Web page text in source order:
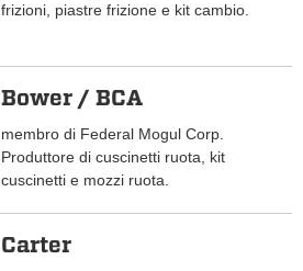
frizioni, piastre frizione e kit cambio.
Bower / BCA
membro di Federal Mogul Corp.
Produttore di cuscinetti ruota, kit
cuscinetti e mozzi ruota.
Carter